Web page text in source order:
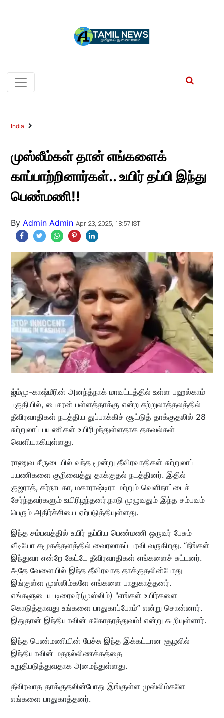
India
முஸ்லீம்கள் தான் எங்களைக்
காப்பாற்றினார்கள்.. உயிர் தப்பி இந்து
பெண்மணி!!
By Admin Admin Apr 23, 2025, 18:57 IST
ஜ்ம்மு-காஷ்மீரின் அனந்த்நாக் மாவட்டத்தில் உள்ள பஹல்காம்
பகுதியில், பைசரன் பள்ளத்தாக்கு என்ற சுற்றுலாத்தலத்தில்
தீவிரவாதிகள் நடத்திய துப்பாக்கிச் சூட்டுத் தாக்குதலில் 28
சுற்றுலாப் பயணிகள் உயிரிழந்துள்ளதாக தகவல்கள்
வெளியாகியுள்ளது.
ராணுவ சீருடையில் வந்த மூன்று தீவிரவாதிகள் சுற்றுலாப்
பயணிகளை குறிவைத்து தாக்குதல் நடத்தினர். இதில்
குஜராத், கர்நாடகா, மகாராஷ்டிரா மற்றும் வெளிநாட்டைச்
சேர்ந்தவர்களும் உயிரிழந்தனர்.நாடு முழுவதும் இந்த சம்பவம்
பெரும் அதிர்ச்சியை ஏற்படுத்தியுள்ளது.
இந்த சம்பவத்தில் உயிர் தப்பிய பெண்மணி ஒருவர் பேசும்
வீடியோ சமூகத்தளத்தில் வைரலாகப் பரவி வருகிறது. “நீங்கள்
இந்துவா என்றே கேட்டே தீவிரவாதிகள் எங்களைச் சுட்டனர்.
அதே வேளையில் இந்த தீவிரவாத தாக்குதலின்போது
இங்குள்ள முஸ்லிம்களே எங்களை பாதுகாத்தனர்.
எங்களுடைய டிரைவர்(முஸ்லிம்) "எங்கள் உயிர்களை
கொடுத்தாவது உங்களை பாதுகாப்போம்” என்று சொன்னார்.
இதுதான் இந்தியாவின் சகோதரத்துவம்! என்று கூறியுள்ளார்.
இந்த பெண்மணியின் பேச்சு இந்த இக்கட்டான சூழலில்
இந்தியாவின் மதநல்லிணக்கத்தை
உறுதிபடுத்துவதாக அமைந்துள்ளது.
தீவிரவாத தாக்குதலின்போது இங்குள்ள முஸ்லிம்களே
எங்களை பாதுகாத்தனர்.